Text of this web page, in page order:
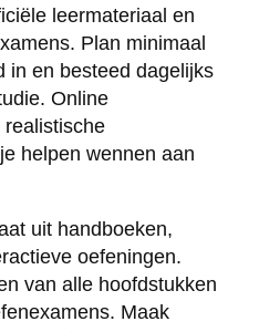
leermateriaal en
Plan minimaal
in en besteed dagelijks
Online
helpen wennen aan
uit handboeken,
oefeningen.
van alle hoofdstukken
Maak